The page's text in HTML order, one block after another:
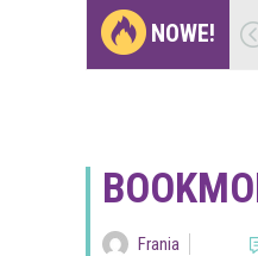
NOWE!
Gdzie pojechać na
weekend z naturą w…
Frania